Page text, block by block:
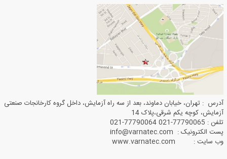
آدرس : تهران، خیابان دماوند، بعد از سه راه آزمایش، داخل گروه کارخانجات صنعتی
آزمایش، کوچه یکم شرقی،پلاک 14
تلفن : 77790065-021 77790064-021
پست الکترونیک : info@varnatec.com
وب سایت : www.varnatec.com